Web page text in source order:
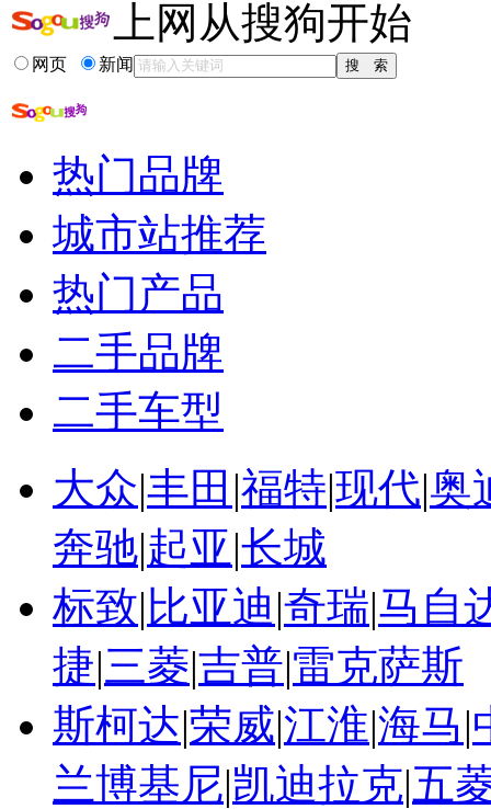
相关推荐
汽车二级经销商
汽车经销商如何向...
北京汽车二级经销商
做汽车二级经销商销售
爱卡汽车经销商登陆
上网从搜狗开始
网页 新闻
热门品牌
城市站推荐
热门产品
二手品牌
二手车型
大众|丰田 |福特|现代|奥
奔驰|起亚|长城
标致| 比亚迪|奇瑞|马自
捷|三菱|吉普|雷克萨斯
斯柯达|荣威|江淮|海马|
兰博基尼|凯迪拉克|五